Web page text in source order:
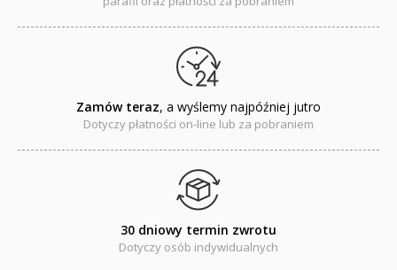
Regionalne
Jedność dla dzieci
NOWOŚCI
QUIZY, ŁAMIGŁÓWKI TERAZ -35% TANIEJ
KAKADU - książki interaktywne z piórem
Zamów teraz, a wyślemy najpóźniej jutro
Dotyczy płatności on-line lub za pobraniem
30 dniowy termin zwrotu
Dotyczy osób indywidualnych